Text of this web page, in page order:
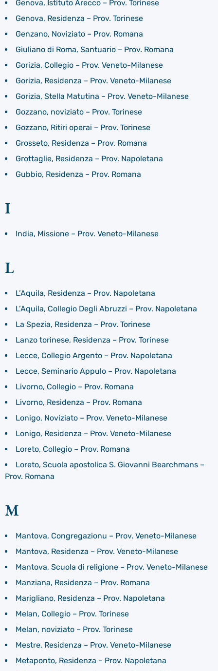
Genova, Istituto Arecco – Prov. Torinese
Genova, Residenza – Prov. Torinese
Genzano, Noviziato – Prov. Romana
Giuliano di Roma, Santuario – Prov. Romana
Gorizia, Collegio – Prov. Veneto-Milanese
Gorizia, Residenza – Prov. Veneto-Milanese
Gorizia, Stella Matutina – Prov. Veneto-Milanese
Gozzano, noviziato – Prov. Torinese
Gozzano, Ritiri operai – Prov. Torinese
Grosseto, Residenza – Prov. Romana
Grottaglie, Residenza – Prov. Napoletana
Gubbio, Residenza – Prov. Romana
I
India, Missione – Prov. Veneto-Milanese
L
L’Aquila, Residenza – Prov. Napoletana
L’Aquila, Collegio Degli Abruzzi – Prov. Napoletana
La Spezia, Residenza – Prov. Torinese
Lanzo torinese, Residenza – Prov. Torinese
Lecce, Collegio Argento – Prov. Napoletana
Lecce, Seminario Appulo – Prov. Napoletana
Livorno, Collegio – Prov. Romana
Livorno, Residenza – Prov. Romana
Lonigo, Noviziato – Prov. Veneto-Milanese
Lonigo, Residenza – Prov. Veneto-Milanese
Loreto, Collegio – Prov. Romana
Loreto, Scuola apostolica S. Giovanni Bearchmans –
Prov. Romana
M
Mantova, Congregazionu – Prov. Veneto-Milanese
Mantova, Residenza – Prov. Veneto-Milanese
Mantova, Scuola di religione – Prov. Veneto-Milanese
Manziana, Residenza – Prov. Romana
Marigliano, Residenza – Prov. Napoletana
Melan, Collegio – Prov. Torinese
Melan, noviziato – Prov. Torinese
Mestre, Residenza – Prov. Veneto-Milanese
Metaponto, Residenza – Prov. Napoletana